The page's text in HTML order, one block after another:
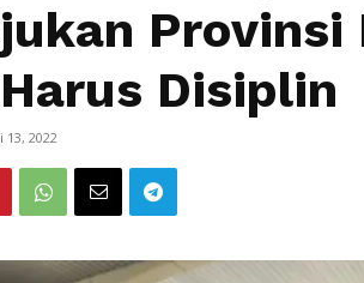
Provinsi
Disiplin
13, 2022